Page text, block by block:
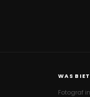
WAS
Fotograf